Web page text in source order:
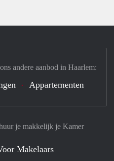
je makkelijk je Kamer
Makelaars
andere aanbod in Haarlem:
Appartementen